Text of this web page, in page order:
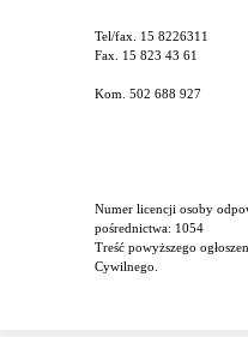
Tel/fax. 15 8226311
Fax. 15 823 43 61
Kom. 502 688 927
Numer licencji osoby
pośrednictwa: 1054
Treść powyższego
Cywilnego.